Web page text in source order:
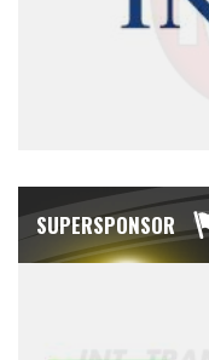
SUPERSPONSOR